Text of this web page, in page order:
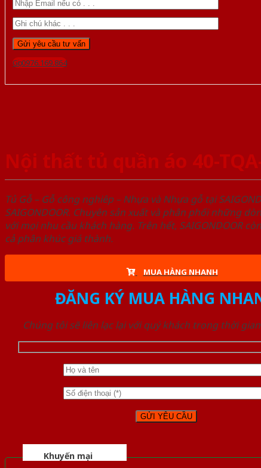
Gọi 0976.169.864
Nội thất tủ quần áo 40-
Tủ Gỗ – Gỗ công nghiêp – Nhựa và Nhựa gỗ tại
SAIGONDOOR. Chuyên sản xuất và phân phối những
với mọi nhu cầu khách hàng. Trên hết, SAIGONDOOR
cả phân khúc giá thành.
MUA HÀNG NHANH
ĐĂNG KÝ MUA HÀNG
Chúng tôi sẽ liên lạc lại với quý khách trong thời
Khuyến mại